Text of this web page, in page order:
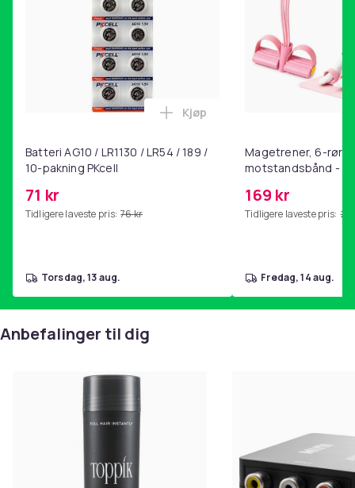
Batteri AG10 / LR1130 / LR54 / 189 /
10-pakning PKcell
71 kr
Tidligere laveste pris: 76 kr
Legg Batteri AG10 / LR1130 /
Kjøp
torsdag, 13 aug.
Magetrener, 6-rørs
motstandsbånd -
hjemmegymnastikk
169 kr
Tidligere laveste pris:
fredag, 14 aug.
Anbefalinger til dig